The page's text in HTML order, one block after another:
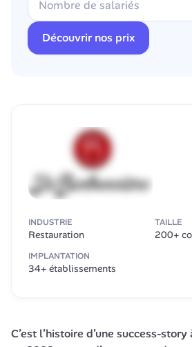
Découvrir nos prix
INDUSTRIE
Restauration
TAILLE
200+
IMPLANTATION
34+ établissements
C’est l’histoire d’une success-story